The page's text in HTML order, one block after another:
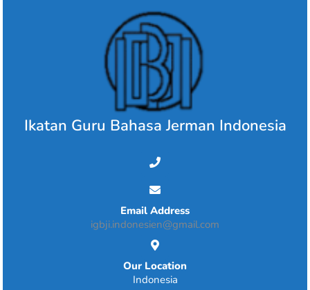
Ikatan Guru Bahasa Jerman Indonesia
Email Address
igbji.indonesien@gmail.com
Our Location
Indonesia